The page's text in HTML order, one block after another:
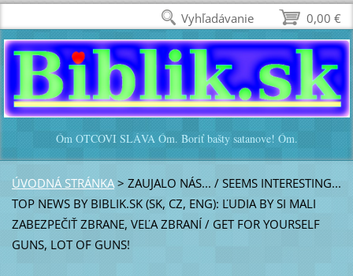
Óm OTCOVI SLÁVA Óm. Boriť bašty satanove! Óm.
ÚVODNÁ STRÁNKA > ZAUJALO NÁS... / SEEMS INTERESTING...
TOP NEWS BY BIBLIK.SK (SK, CZ, ENG): ĽUDIA BY SI MALI
ZABEZPEČIŤ ZBRANE, VEĽA ZBRANÍ / GET FOR YOURSELF
GUNS, LOT OF GUNS!
0,00 €
Vyhľadávanie